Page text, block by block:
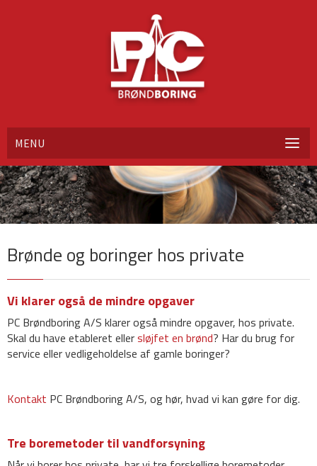
MENU
Brønde og boringer hos private
Vi klarer også de mindre opgaver
PC Brøndboring A/S klarer også mindre opgaver, hos private.
Skal du have etableret ellersløjfet en brønd? Har du brug for
service eller vedligeholdelse af gamle boringer?
Kontakt PC Brøndboring A/S, og hør, hvad vi kan gøre for dig.
Tre boremetoder til vandforsyning